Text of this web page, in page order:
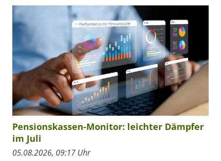
Pensionskassen-Monitor: leichter Dämpfer
im Juli
05.08.2026, 09:17 Uhr